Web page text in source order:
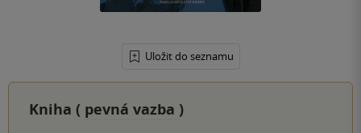
Uložit do seznamu
Kniha ( pevná vazba )